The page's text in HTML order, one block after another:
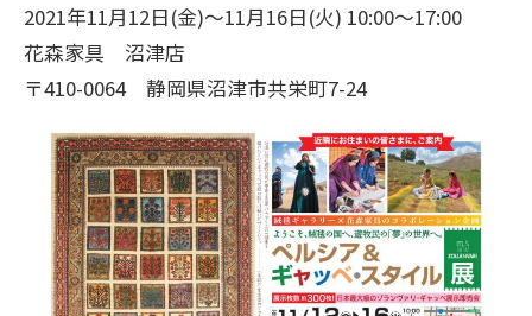
2021年11月12日(金)～11月16日(火) 10:00～17:00
花森家具 沼津店
〒410-0064 静岡県沼津市共栄町7-24